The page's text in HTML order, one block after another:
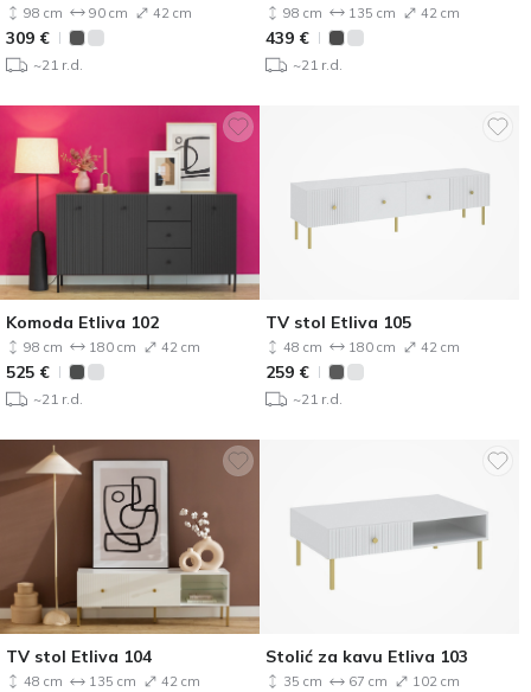
98 cm 90 cm 42 cm
309 €
~21 r.d.
98 cm 135 cm 42 cm
439 €
~21 r.d.
Komoda Etliva 102
98 cm 180 cm 42 cm
525 €
~21 r.d.
TV stol Etliva 105
48 cm 180 cm 42 cm
259 €
~21 r.d.
TV stol Etliva 104
48 cm 135 cm 42 cm
Stolić za kavu Etliva 103
35 cm 67 cm 102 cm